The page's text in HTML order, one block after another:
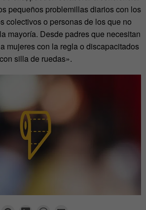
pequeños problemillas diarios con los
colectivos o personas de los que no
mayoría. Desde padres que necesitan
mujeres con la regla o discapacitados
con silla de ruedas».